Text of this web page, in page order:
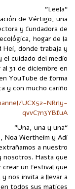
de Vértigo, una
y fundadora de
ecológica, hogar de la
Hei, donde trabaja y
el cuidado del medio
al 31 de diciembre en
YouTube de forma
y con mucho cariño.
UCX52-NRrly-
qvvC7n3YBfuA
Noa Wertheim y Adi
extrañamos a nuestro
nosotros. Hasta que
crear un festival que
y nos invita a llevar a
en todos sus matices.